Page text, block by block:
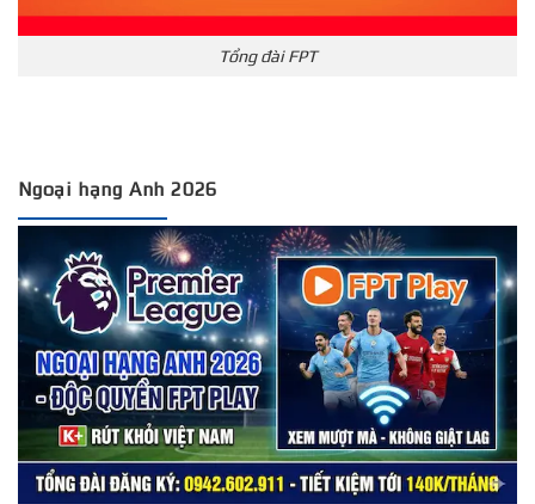
Tổng đài FPT
Ngoại hạng Anh 2026